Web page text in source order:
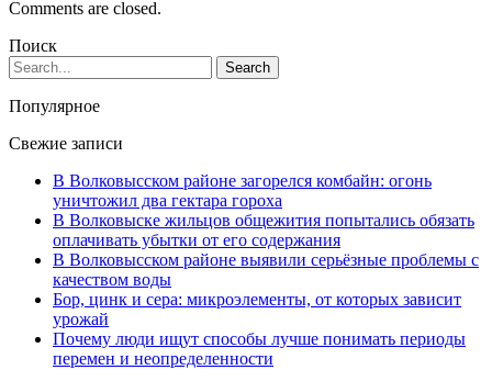
Comments are closed.
Поиск
Популярное
Свежие записи
В Волковысском районе загорелся комбайн: огонь
уничтожил два гектара гороха
В Волковыске жильцов общежития попытались обязать
оплачивать убытки от его содержания
В Волковысском районе выявили серьёзные проблемы с
качеством воды
Бор, цинк и сера: микроэлементы, от которых зависит
урожай
Почему люди ищут способы лучше понимать периоды
перемен и неопределенности